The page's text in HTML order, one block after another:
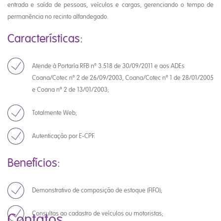
entrada e saída de pessoas, veículos e cargas, gerenciando o tempo de
permanência no recinto alfandegado.
Características:
Atende à Portaría RFB nº 3.518 de 30/09/2011 e aos ADEs
Coana/Cotec nº 2 de 26/09/2003, Coana/Cotec nº 1 de 28/01/2005
e Coana nº 2 de 13/01/2003;
Totalmente Web;
Autenticação por E-CPF.
Benefícios:
Demonstrativo de composição de estoque (FIFO);
Consultas ao cadastro de veículos ou motoristas;